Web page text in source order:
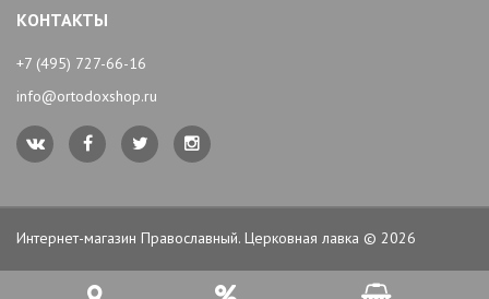
КОНТАКТЫ
+7 (495) 727-66-16
info@ortodoxshop.ru
Интернет-магазин Православный. Церковная лавка © 2026